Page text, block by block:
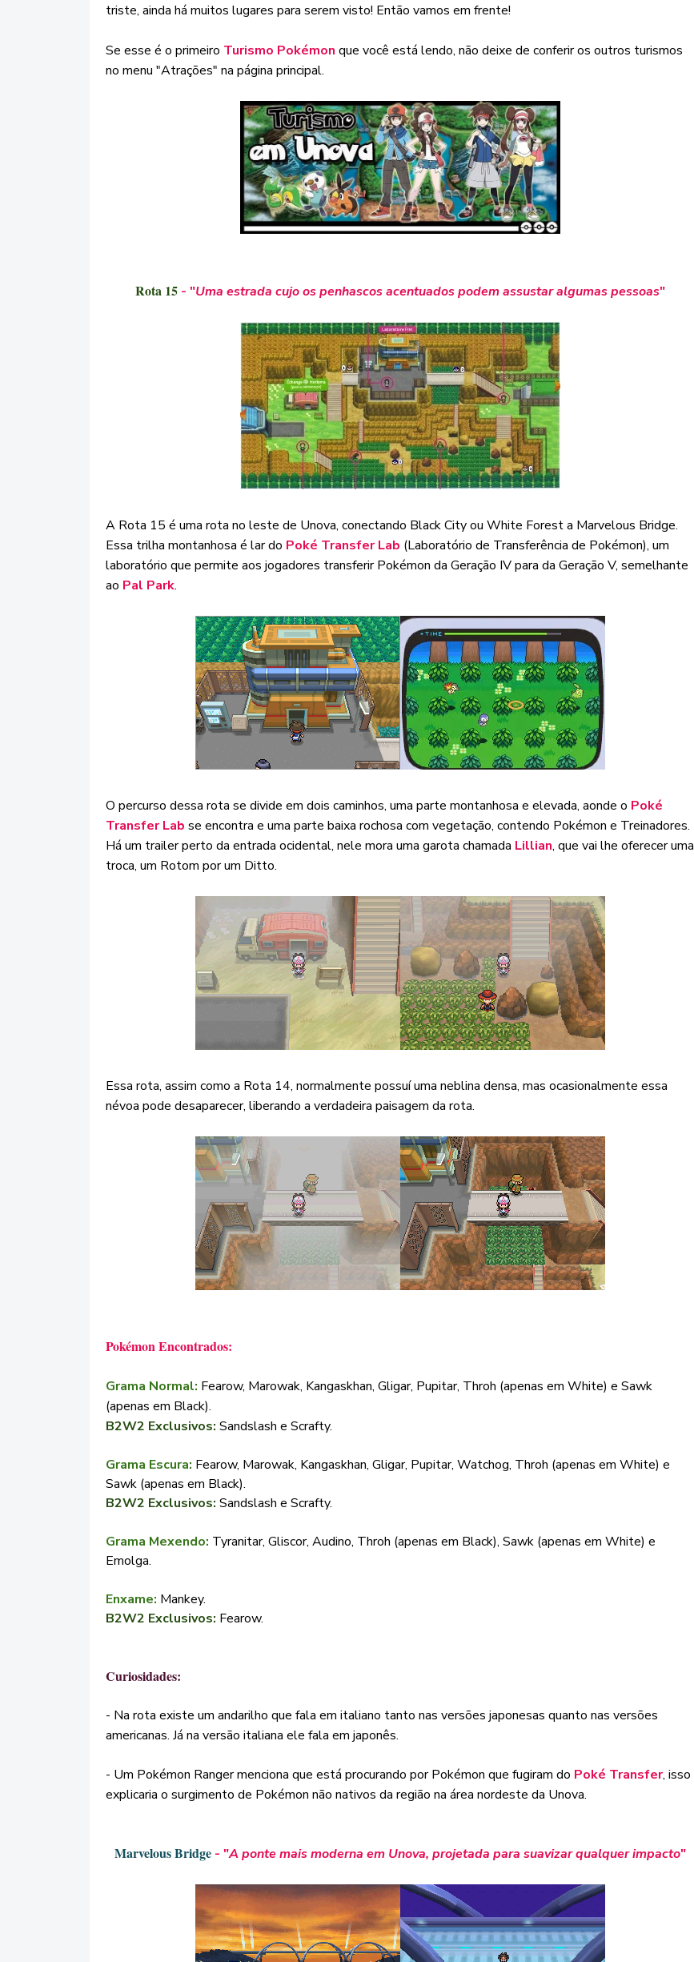
triste, ainda há muitos lugares para serem visto! Então vamos em frente!
Se esse é o primeiro Turismo Pokémon que você está lendo, não deixe de conferir os outros turismos
no menu "Atrações" na página principal.
Rota 15- "Uma estrada cujo os penhascos acentuados podem assustar algumas pessoas"
A Rota 15 é uma rota no leste de Unova, conectando Black City ou White Forest a Marvelous Bridge.
Essa trilha montanhosa é lar do Poké Transfer Lab (Laboratório de Transferência de Pokémon), um
laboratório que permite aos jogadores transferir Pokémon da Geração IV para da Geração V, semelhante
ao Pal Park.
O percurso dessa rota se divide em dois caminhos, uma parte montanhosa e elevada, aonde o Poké
Transfer Lab se encontra e uma parte baixa rochosa com vegetação, contendo Pokémon e Treinadores.
Há um trailer perto da entrada ocidental, nele mora uma garota chamada Lillian, que vai lhe oferecer uma
troca, um Rotom por um Ditto.
Essa rota, assim como a Rota 14, normalmente possuí uma neblina densa, mas ocasionalmente essa
névoa pode desaparecer, liberando a verdadeira paisagem da rota.
Pokémon Encontrados:
Grama Normal: Fearow, Marowak, Kangaskhan, Gligar, Pupitar, Throh (apenas em White) e Sawk
(apenas em Black).
B2W2 Exclusivos: Sandslash e Scrafty.
Grama Escura: Fearow, Marowak, Kangaskhan, Gligar, Pupitar, Watchog, Throh (apenas em White) e
Sawk (apenas em Black).
B2W2 Exclusivos: Sandslash e Scrafty.
Grama Mexendo: Tyranitar, Gliscor, Audino, Throh (apenas em Black), Sawk (apenas em White) e
Emolga.
Enxame: Mankey.
B2W2 Exclusivos: Fearow.
Curiosidades:
- Na rota existe um andarilho que fala em italiano tanto nas versões japonesas quanto nas versões
americanas. Já na versão italiana ele fala em japonês.
- Um Pokémon Ranger menciona que está procurando por Pokémon que fugiram do Poké Transfer, isso
explicaria o surgimento de Pokémon não nativos da região na área nordeste da Unova.
Marvelous Bridge- "A ponte mais moderna em Unova, projetada para suavizar qualquer impacto"